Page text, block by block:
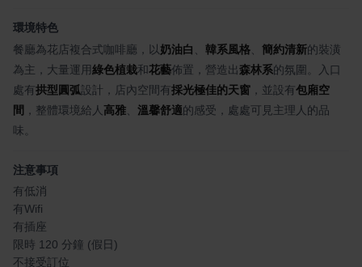
環境特色
餐廳為花店複合式咖啡廳，以奶油白 韓系風格 簡約清新的裝潢
為主，大量運用綠色植栽和花藝佈置，營造出森林系的氛圍。入口
處有拱型圓弧設計，店內空間有採光極佳的天窗 ，並設有包廂空
間 ，整體環境給人 高雅 溫馨舒適的感受，處處可見主理人的品
味。
注意事項
有低消
有Wifi
有插座
限時 120 分鐘 (假日)
不接受訂位